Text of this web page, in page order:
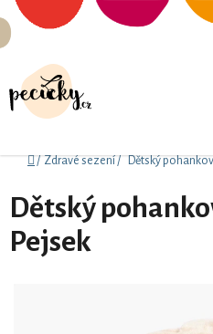
Přejít
na
obsah
Domů
/ Zdravé sezení/ Dětský
Dětský
Pejsek